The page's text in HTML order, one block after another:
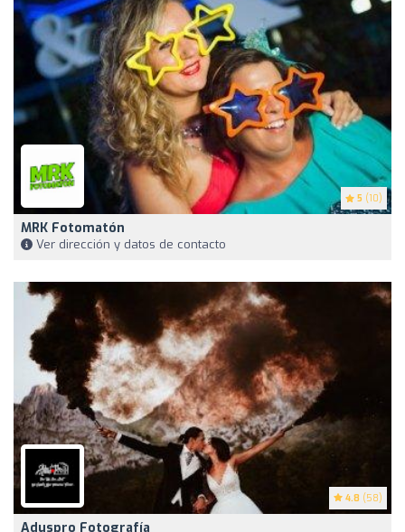
5 (10)
MRK Fotomatón
Ver dirección y datos de contacto
4.8 (58)
Aduspro Fotografía